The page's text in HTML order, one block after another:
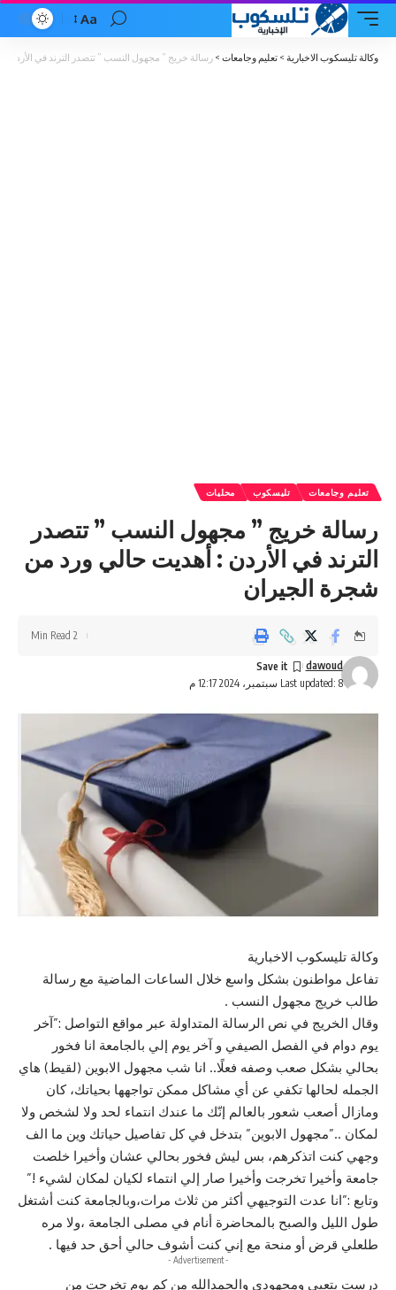
Font
Resizer
Aa
وكالة تليسكوب الاخبارية > تعليم وجامعات > رسالة خريج ” مجهول النسب ” تتصدر الترند في الأردن
تعليم وجامعات تليسكوب محليات
رسالة خريج ” مجهول النسب ” تتصدر
الترند في الأردن : أهديت حالي ورد من
شجرة الجيران
Last updated: 8 سبتمبر، 2024 12:17 م
dawoud
2 Min Read
وكالة تليسكوب الاخبارية
تفاعل مواطنون بشكل واسع خلال الساعات الماضية مع رسالة
طالب خريج مجهول النسب .
وقال الخريج في نص الرسالة المتداولة عبر مواقع التواصل :”آخر
يوم دوام في الفصل الصيفي و آخر يوم إلي بالجامعة انا فخور
بحالي بشكل صعب وصفه فعلًا.. انا شب مجهول الابوين (لقيط) هاي
الجمله لحالها تكفي عن أي مشاكل ممكن تواجهها بحياتك، كان
ومازال أصعب شعور بالعالم إنّك ما عندك انتماء لحد ولا لشخص ولا
لمكان ..”مجهول الابوين” بتدخل في كل تفاصيل حياتك وين ما الف
وجهي كنت اتذكرهم، بس ليش فخور بحالي عشان وأخيرا خلصت
جامعة وأخيرا تخرجت وأخيرا صار إلي انتماء لكيان لمكان لشيء !”
وتابع :”انا عدت التوجيهي أكثر من ثلاث مرات،وبالجامعة كنت أشتغل
طول الليل والصبح بالمحاضرة أنام في مصلى الجامعة ،ولا مره
طلعلي قرض أو منحة مع إني كنت أشوف حالي أحق حد فيها .
- Advertisement -
درست بتعبي ومجهودي والحمدالله من كم يوم تخرجت من